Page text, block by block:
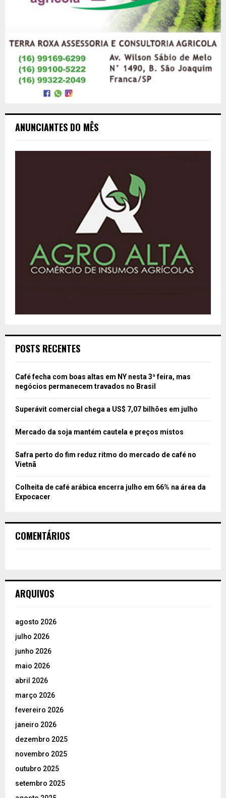
ANUNCIANTES DO MÊS
POSTS RECENTES
Café fecha com boas altas em NY nesta 3ª feira, mas
negócios permanecem travados no Brasil
Superávit comercial chega a US$ 7,07 bilhões em julho
Mercado da soja mantém cautela e preços mistos
Safra perto do fim reduz ritmo do mercado de café no
Vietnã
Colheita de café arábica encerra julho em 66% na área da
Expocacer
COMENTÁRIOS
ARQUIVOS
agosto 2026
julho 2026
junho 2026
maio 2026
abril 2026
março 2026
fevereiro 2026
janeiro 2026
dezembro 2025
novembro 2025
outubro 2025
setembro 2025